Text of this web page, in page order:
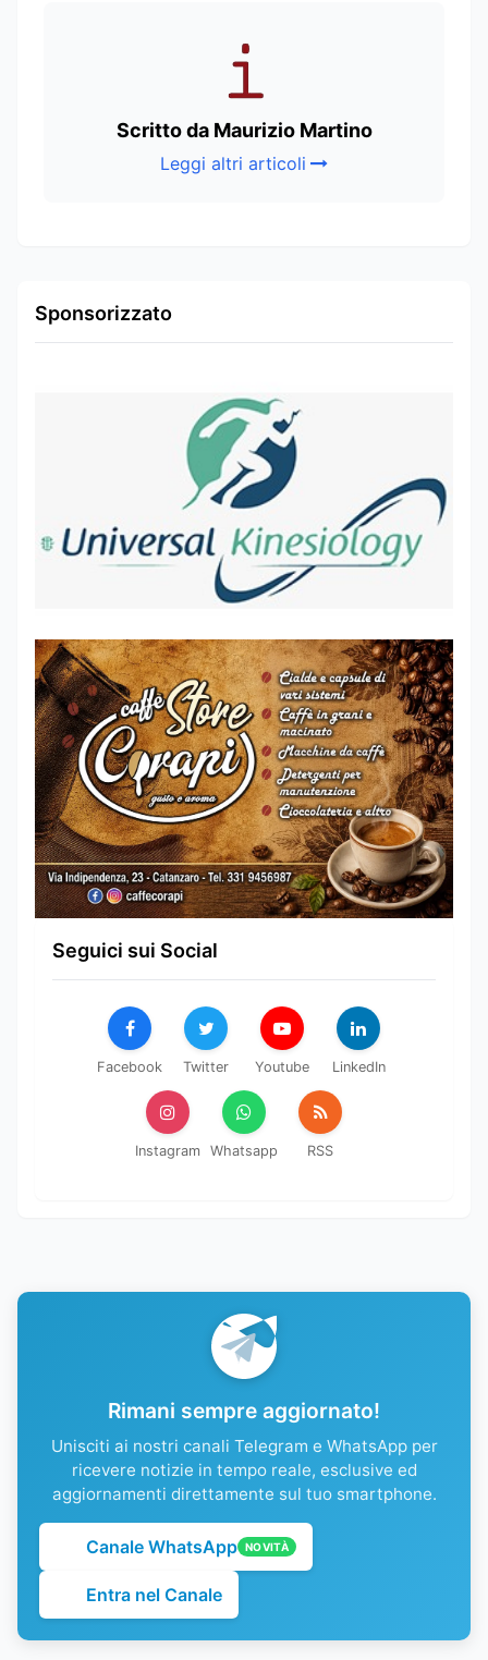
Scritto da Maurizio Martino
Leggi altri articoli
Sponsorizzato
Seguici sui Social
Facebook Twitter Youtube LinkedIn
Instagram Whatsapp RSS
Rimani sempre aggiornato!
Unisciti ai nostri canali Telegram e WhatsApp per
ricevere notizie in tempo reale, esclusive ed
aggiornamenti direttamente sul tuo smartphone.
Canale WhatsApp NOVITÀ
Entra nel Canale